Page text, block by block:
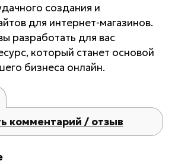
создания и
для интернет-магазинов.
разработать для вас
который станет основой
бизнеса онлайн.
комментарий / отзыв